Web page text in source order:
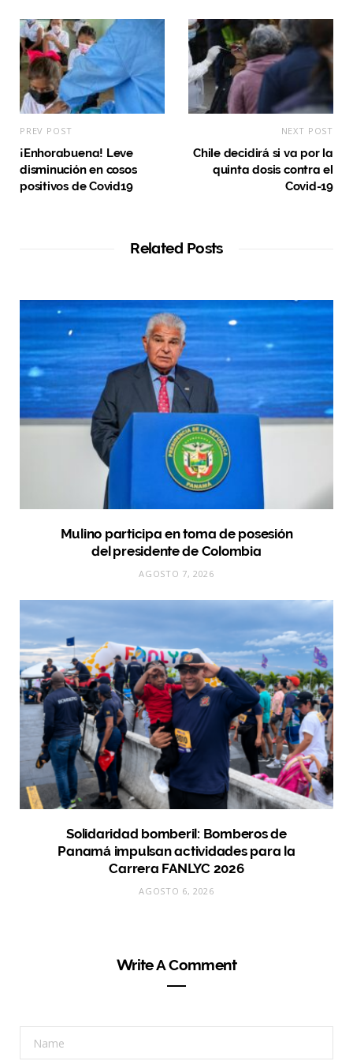
PREV POST
¡Enhorabuena! Leve
disminución en cosos
positivos de Covid19
NEXT POST
Chile decidirá si va por la
quinta dosis contra el
Covid-19
Related Posts
Mulino participa en toma de posesión
del presidente de Colombia
AGOSTO 7, 2026
Solidaridad bomberil: Bomberos de
Panamá impulsan actividades para la
Carrera FANLYC 2026
AGOSTO 6, 2026
Write A Comment